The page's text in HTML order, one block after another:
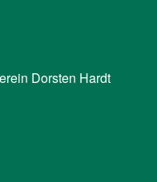
Dorsten Hardt